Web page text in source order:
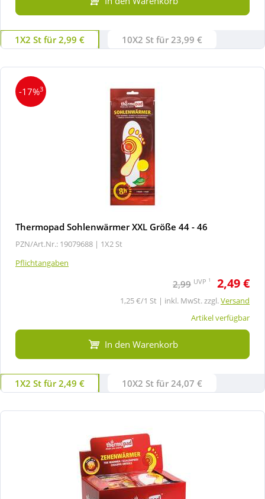
1X2 St für 2,99 € 10X2 St für 23,99 €
-17%3
Thermopad Sohlenwärmer XXL Größe 44 - 46
PZN/Art.Nr.: 19079688 | 1X2 St
Pflichtangaben
2,99 UVP 1 2,49 €
1,25 €/1 St | inkl. MwSt. zzgl.Versand
Artikel verfügbar
In den Warenkorb
1X2 St für 2,49 € 10X2 St für 24,07 €